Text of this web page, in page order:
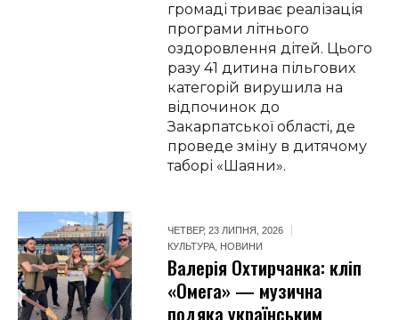
громаді триває реалізація
програми літнього
оздоровлення дітей. Цього
разу 41 дитина пільгових
категорій вирушила на
відпочинок до
Закарпатської області, де
проведе зміну в дитячому
таборі «Шаяни».
ЧЕТВЕР, 23 ЛИПНЯ, 2026
КУЛЬТУРА НОВИНИ
Валерія Охтирчанка: кліп
«Омега» — музична
подяка українським